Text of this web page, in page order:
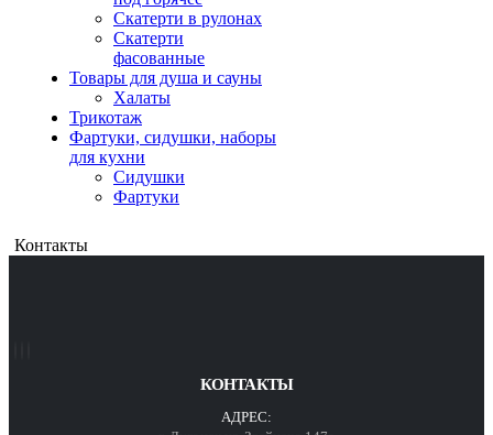
Скатерти в рулонах
Скатерти
фасованные
Товары для душа и сауны
Халаты
Трикотаж
Фартуки, сидушки, наборы
для кухни
Сидушки
Фартуки
Контакты
КОНТАКТЫ
АДРЕС: